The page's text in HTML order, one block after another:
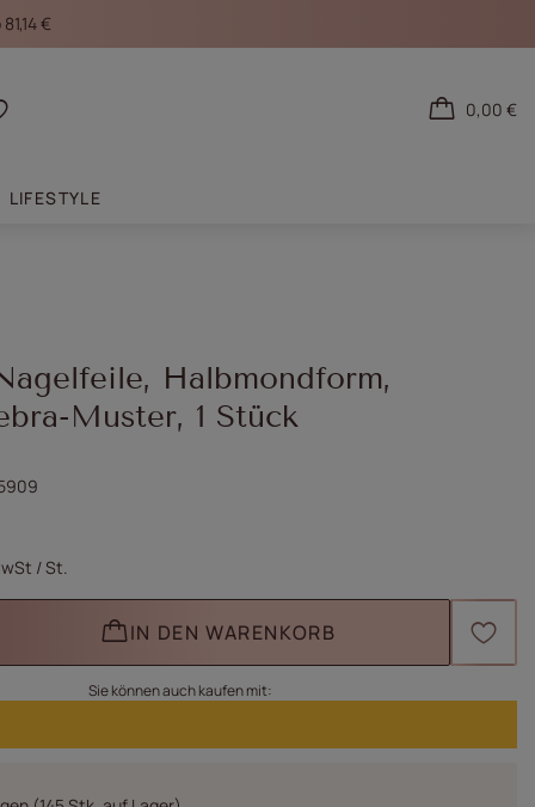
€
0,00 €
LIFESTYLE
Halbmondform,
Muster, 1 Stück
/St.
IN DEN WARENKORB
Sie können auch kaufen mit: